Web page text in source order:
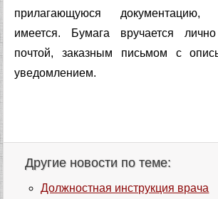
прилагающуюся документацию,
имеется. Бумага вручается
почтой, заказным письмом с
уведомлением.
Другие новости по теме:
Должностная инструкция врача